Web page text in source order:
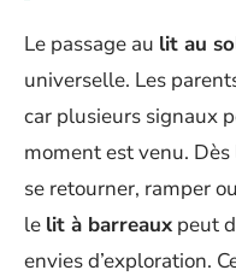
Le passage au lit au
universelle. Les
car plusieurs signaux
moment est venu.
se retourner, ramper
le lit à barreaux peut
envies d’exploration.